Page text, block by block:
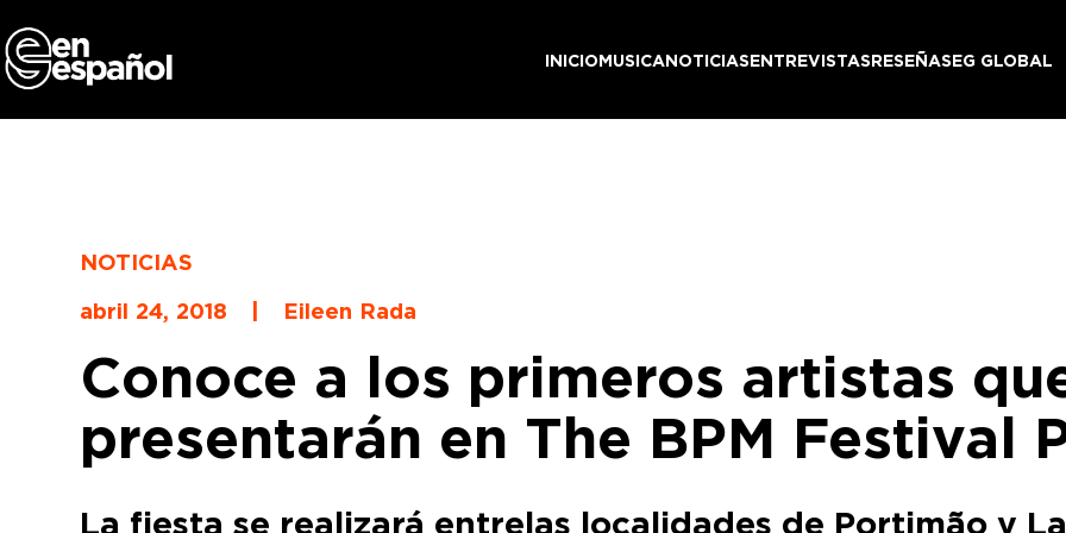
to
content
INICIOMUSICANOTICIASENTREVISTASRESEÑASEG GLOBAL
NOTICIAS
abril 24, 2018
| Eileen Rada
Conoce a los primeros artistas
presentarán en The BPM Festival
La fiesta se realizará entre las localidades de Portimão y